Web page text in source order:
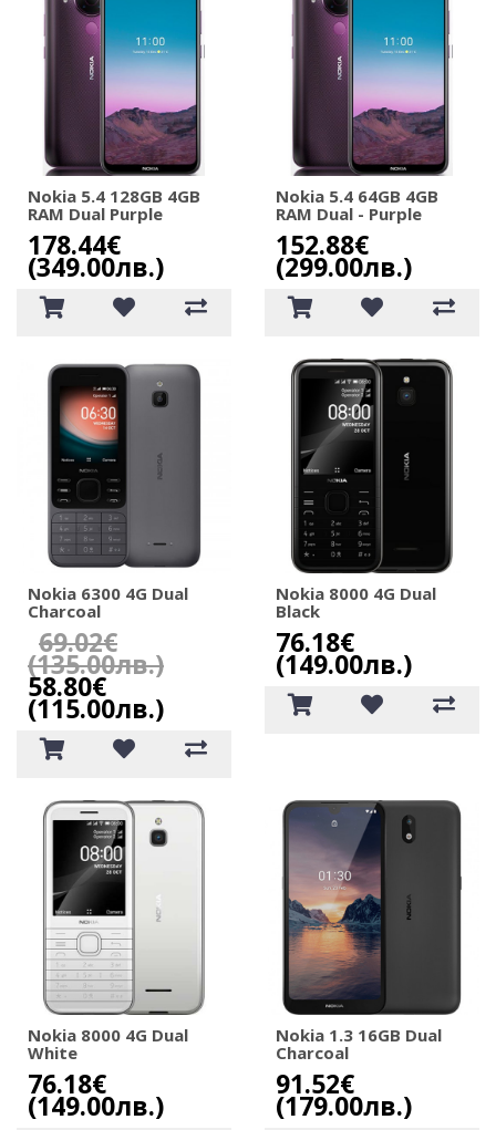
Nokia 5.4 128GB 4GB
RAM Dual Purple
178.44€
(349.00лв.)
Nokia 5.4 64GB 4GB
RAM Dual - Purple
152.88€
(299.00лв.)
Nokia 6300 4G Dual
Charcoal
69.02€
(135.00лв.)
58.80€
(115.00лв.)
Nokia 8000 4G Dual
Black
76.18€
(149.00лв.)
Nokia 8000 4G Dual
White
76.18€
(149.00лв.)
Nokia 1.3 16GB Dual
Charcoal
91.52€
(179.00лв.)